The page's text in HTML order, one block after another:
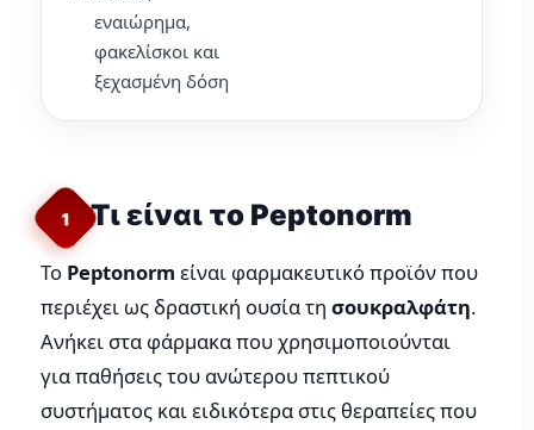
εναιώρημα,
φακελίσκοι και
ξεχασμένη δόση
1 Τι είναι το Peptonorm
Το Peptonorm είναι φαρμακευτικό προϊόν που
περιέχει ως δραστική ουσία τη σουκραλφάτη.
Ανήκει στα φάρμακα που χρησιμοποιούνται
για παθήσεις του ανώτερου πεπτικού
συστήματος και ειδικότερα στις θεραπείες που